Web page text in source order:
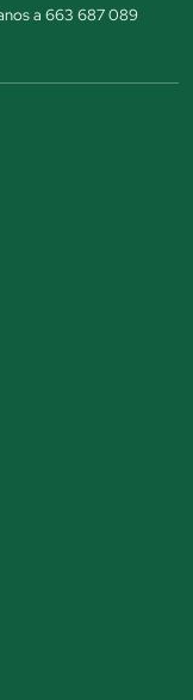
a 663 687 089